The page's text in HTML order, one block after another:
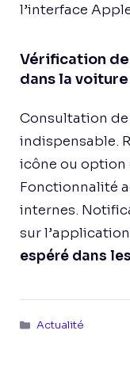
l’interface
Vérification
dans la voiture
Consultation
indispensable.
icône ou option
Fonctionnalité
internes.
sur
espéré dans
Catégories
Actualité